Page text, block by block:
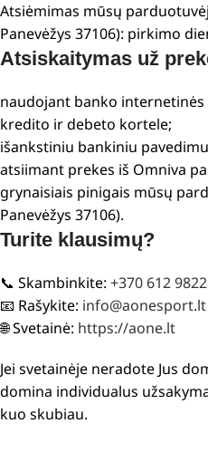
Atsiėmimas mūsų
Panevėžys 37106): pirkimo
Atsiskaitymas už
naudojant banko
kredito ir debeto kortele;
išankstiniu bankiniu
atsiimant prekes iš Omniva
grynaisiais pinigais mūsų
Panevėžys 37106).
Turite klausimų?
📞 Skambinkite: +370 612
📧 Rašykite: info@aonesport.lt
🌐 Svetainė: https://aone.lt
Jei svetainėje neradote Jus
domina individualus
kuo skubiau.